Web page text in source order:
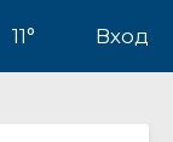
11° Вход